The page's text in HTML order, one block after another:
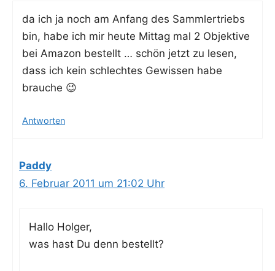
da ich ja noch am Anfang des Samm­ler­triebs
bin, habe ich mir heu­te Mit­tag mal 2 Objek­ti­ve
bei Ama­zon bestellt … schön jetzt zu lesen,
dass ich kein schlech­tes Gewis­sen habe
brauche 😉
Antworten
Paddy
6. Februar 2011 um 21:02 Uhr
Hal­lo Holger,
was hast Du denn bestellt?